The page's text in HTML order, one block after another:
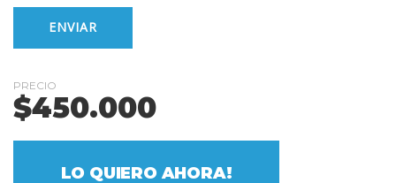
PRECIO
$450.000
LO QUIERO AHORA!